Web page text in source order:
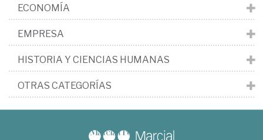
ECONOMÍA
EMPRESA
HISTORIA Y CIENCIAS HUMANAS
OTRAS CATEGORÍAS